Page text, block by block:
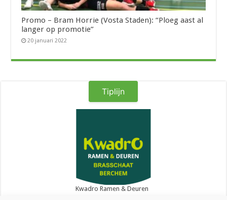
Promo – Bram Horrie (Vosta Staden): “Ploeg aast al
langer op promotie”
20 januari 2022
Tiplijn
Kwadro Ramen & Deuren